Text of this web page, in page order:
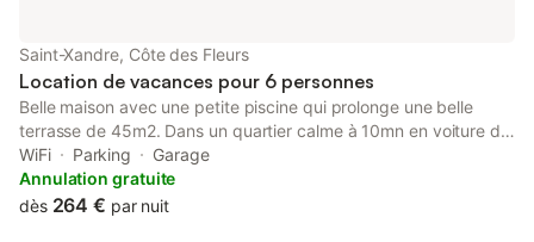
Saint-Xandre, Côte des Fleurs
Location de vacances pour 6 personnes
Belle maison avec une petite piscine qui prolonge une belle
terrasse de 45m2. Dans un quartier calme à 10mn en voiture du
vieux port de La Rochelle, à 10 mn du pont de l’île de ré. 2
chambres avec grand lit à l’étage + une SDB avec lavabo et
toilettes séparées. 1 suite parentale au RDC et un salon séjour
WiFi Parking
Garage
Annulation gratuite
dès 264 € par nuit